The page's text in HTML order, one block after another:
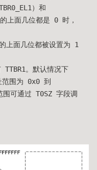
）和
上面几位都是 0 时，
上面几位都被设置为 1
。默认情况下
范围为 0x0 到
围可通过 T0SZ 字段调